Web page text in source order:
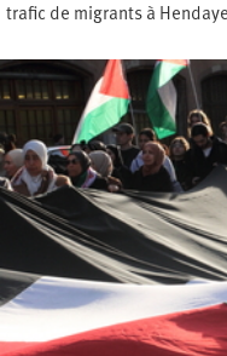
trafic de migrants à